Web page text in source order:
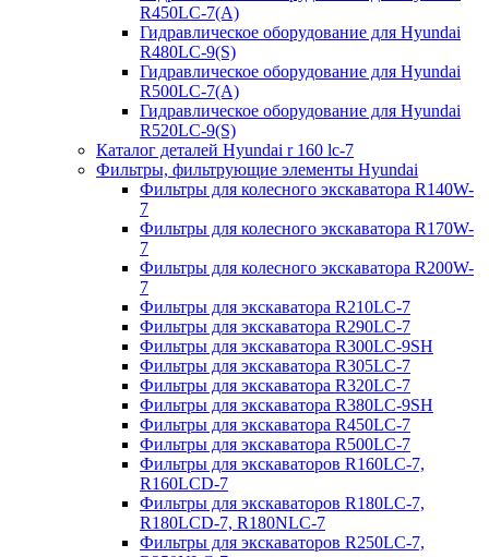
R450LC-7(A)
Гидравлическое оборудование для Hyundai
R480LC-9(S)
Гидравлическое оборудование для Hyundai
R500LC-7(A)
Гидравлическое оборудование для Hyundai
R520LC-9(S)
Каталог деталей Hyundai r 160 lc-7
Фильтры, фильтрующие элементы Hyundai
Фильтры для колесного экскаватора R140W-
7
Фильтры для колесного экскаватора R170W-
7
Фильтры для колесного экскаватора R200W-
7
Фильтры для экскаватора R210LC-7
Фильтры для экскаватора R290LC-7
Фильтры для экскаватора R300LC-9SH
Фильтры для экскаватора R305LC-7
Фильтры для экскаватора R320LC-7
Фильтры для экскаватора R380LC-9SH
Фильтры для экскаватора R450LC-7
Фильтры для экскаватора R500LC-7
Фильтры для экскаваторов R160LC-7,
R160LCD-7
Фильтры для экскаваторов R180LC-7,
R180LCD-7, R180NLC-7
Фильтры для экскаваторов R250LC-7,